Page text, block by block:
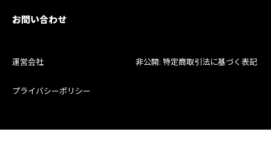
お問い合わせ
運営会社 非公開: 特定商取引法に基づく表記
プライバシーポリシー